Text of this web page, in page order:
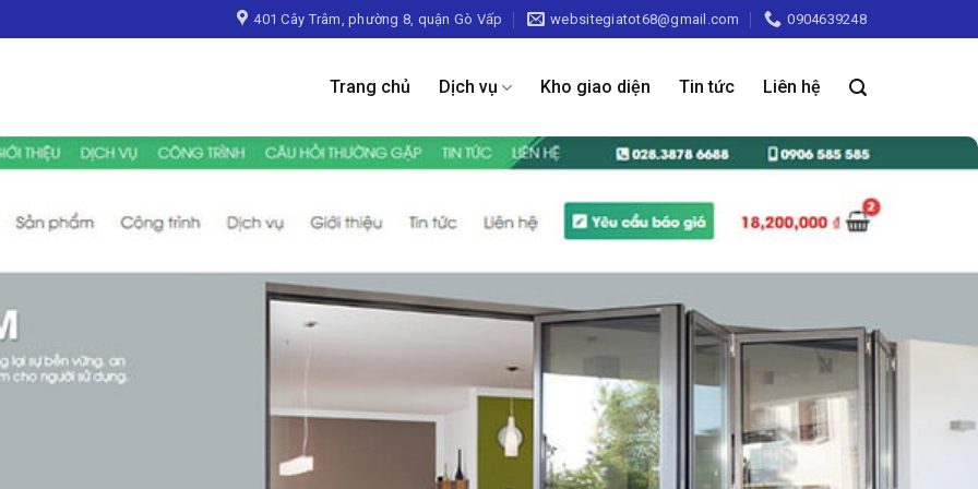
401 Cây Trâm, phường 8, quận Gò Vấp websitegiatot68@gmail.com 0904639248
Trang chủ Dịch vụ Kho giao diện Tin tức Liên hệ